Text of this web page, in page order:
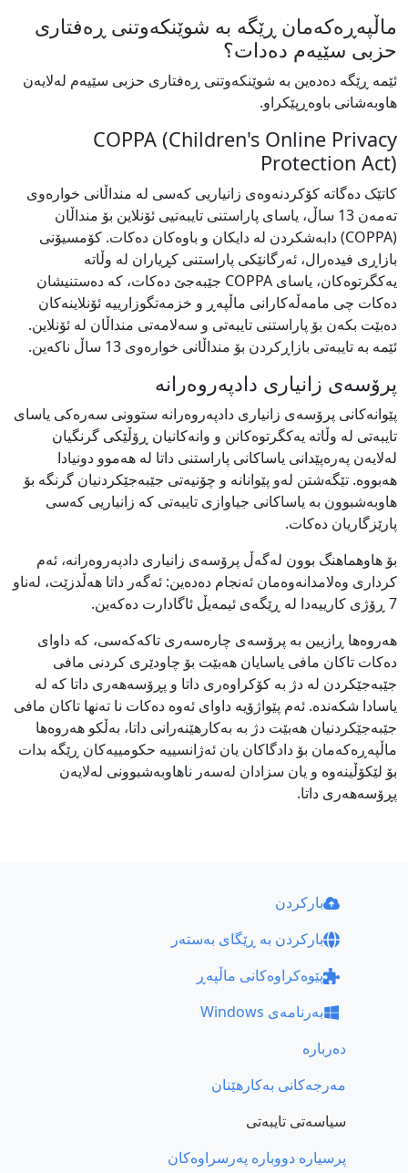
ماڵپەڕەکەمان ڕێگە بە شوێنکەوتنی ڕەفتاری
حزبی سێیەم دەدات؟
ئێمە ڕێگە دەدەین بە شوێنکەوتنی ڕەفتاری حزبی سێیەم لەلایەن
هاوبەشانی باوەڕپێکراو.
COPPA (Children's Online Privacy
Protection Act)
کاتێک دەگاتە کۆکردنەوەی زانیاریی کەسی لە منداڵانی خوارەوی
‎‏(COPPA) دابەشکردن لە دایکان و باوەکان دەکات. کۆمسیۆنی
بازاڕی فیدەرال، ئەرگانێکی پاراستنی کڕیاران لە وڵاتە
یەکگرتوەکان، یاسای COPPA جێبەجێ دەکات، کە دەستنیشان
دەکات چی مامەڵەکارانی ماڵپەڕ و خزمەتگوزارییە ئۆنلاینەکان
دەبێت بکەن بۆ پاراستنی تایبەتی و سەلامەتی منداڵان لە ئۆنلاین.
ئێمە بە تایبەتی بازاڕکردن بۆ منداڵانی خوارەوی 13 ساڵ ناکەین.
پرۆسەی زانیاری دادپەروەرانە
پێوانەکانی پرۆسەی زانیاری دادپەروەرانە ستوونی سەرەکی یاسای
تایبەتی لە وڵاتە یەکگرتوەکانن و وانەکانیان ڕۆڵێکی گرنگیان
لەلایەن پەرەپێدانی یاساکانی پاراستنی داتا لە هەموو دونیادا
هەبووە. تێگەشتن لەو پێوانانە و چۆنیەتی جێبەجێکردنیان گرنگە بۆ
هاوبەشبوون بە یاساکانی جیاوازی تایبەتی کە زانیاریی کەسی
پارێزگاریان دەکات.
بۆ هاوهماهنگ بوون لەگەڵ پرۆسەی زانیاری دادپەروەرانە، ئەم
کرداری وەلامدانەوەمان ئەنجام دەدەین: ئەگەر داتا هەڵدزێت، لەناو
7 ڕۆژی کارییەدا لە ڕێگەی ئیمەیڵ ئاگادارت دەکەین.
هەروەها ڕازیین بە پرۆسەی چارەسەری تاکەکەسی، کە داوای
دەکات تاکان مافی یاسایان هەبێت بۆ چاودێری کردنی مافی
جێبەجێکردن لە دژ بە کۆکراوەری داتا و پڕۆسەھەری داتا کە لە
یاسادا شکەندە. ئەم پێواژۆیە داوای ئەوە دەکات نا تەنها تاکان مافی
جێبەجێکردنیان هەبێت دژ بە بەکارهێنەرانی داتا، بەڵکو هەروەها
ماڵپەڕەکەمان بۆ دادگاکان یان ئەژانسییە حکومییەکان ڕێگە بدات
بۆ لێکۆڵینەوە و یان سزادان لەسەر ناهاوبەشبوونی لەلایەن
پڕۆسەھەری داتا.
بارکردن
بارکردن بە ڕێگای بەستەر
پێوەکراوەکانی ماڵپەڕ
بەرنامەی Windows
دەربارە
مەرجەکانی بەکارهێنان
سیاسەتی تایبەتی
پرسیارە دووبارە پەرسراوەکان